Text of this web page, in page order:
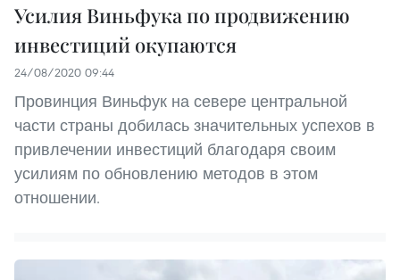
Усилия Виньфука по продвижению
инвестиций окупаются
24/08/2020 09:44
Провинция Виньфук на севере центральной
части страны добилась значительных успехов в
привлечении инвестиций благодаря своим
усилиям по обновлению методов в этом
отношении.